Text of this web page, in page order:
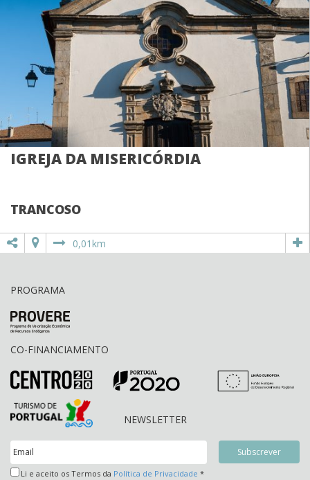
IGREJA DA MISERICÓRDIA
TRANCOSO
0,01km
PROGRAMA
CO-FINANCIAMENTO
NEWSLETTER
Li e aceito os Termos da Política de Privacidade *